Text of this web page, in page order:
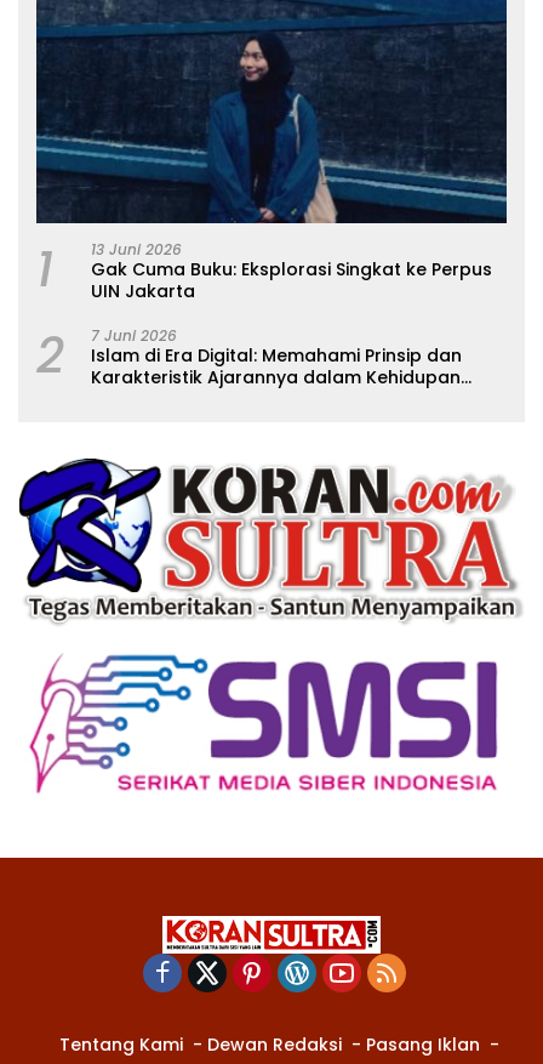
1 13 Juni 2026
Gak Cuma Buku: Eksplorasi Singkat ke Perpus
UIN Jakarta
2 7 Juni 2026
Islam di Era Digital: Memahami Prinsip dan
Karakteristik Ajarannya dalam Kehidupan
Tentang Kami Dewan Redaksi
Pasang Iklan